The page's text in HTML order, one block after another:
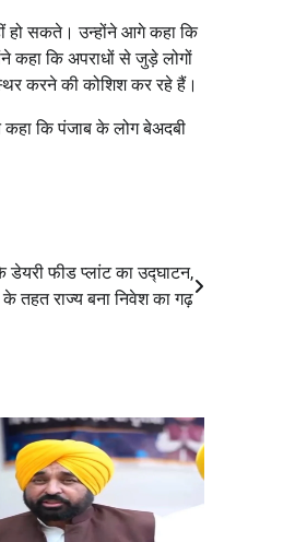
हो सकते। उन्होंने आगे कहा कि
कहा कि अपराधों से जुड़े लोगों
करने की कोशिश कर रहे हैं।
कहा कि पंजाब के लोग बेअदबी
फीड प्लांट का उद्घाटन,
के तहत राज्य बना निवेश का गढ़